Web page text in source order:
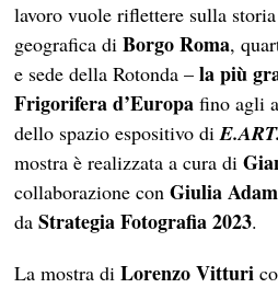
lavoro vuole riflettere sulla
geografica diBorgo Roma,
e sede della Rotonda –la più
Frigorifera d’Europa fino agli
dello spazio espositivo di
mostra è realizzata a cura di
collaborazione con Giulia
daStrategia Fotografia 2023.
La mostra diLorenzo Vitturi